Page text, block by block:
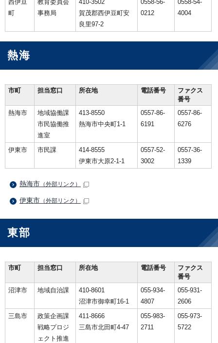
西伊豆
町
教育委員会
事務局
410-3502
賀茂郡西伊豆町安
良里97-2
0558-56-
0212
0558-54-
4004
熱海
市町 担当窓口 所在地 電話番号
ファクス
番号
熱海市
地域協働課
市民協働推
進室
413-8550
熱海市中央町1-1
0557-86-
6191
0557-86-
6276
伊東市 市民課
414-8555
伊東市大原2-1-1
0557-52-
3002
0557-36-
1339
熱海市 （外部リンク）
伊東市 （外部リンク）
東部
市町 担当窓口 所在地 電話番号
ファクス
番号
沼津市
地域自治課
410-8601
沼津市御幸町16-1
055-934-
4807
055-931-
2606
三島市
政策企画課
戦略プロジ
ェクト推進
411-8666
三島市北田町4-47
055-983-
2711
055-973-
5722